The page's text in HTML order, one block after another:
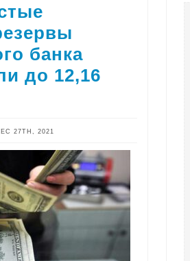
банка
до 12,16
27TH, 2021